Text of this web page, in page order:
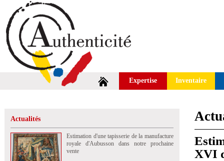
Expertise Inventaire
Actualités
Estimation d'une tapisserie de la manufacture
royale d'Aubusson dans notre prochaine
vente
XVI